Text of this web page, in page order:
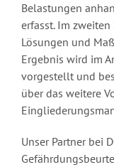
Belastungen
erfasst. Im
Lösungen und
Ergebnis wird im
vorgestellt und
über das weitere
Unser Partner bei